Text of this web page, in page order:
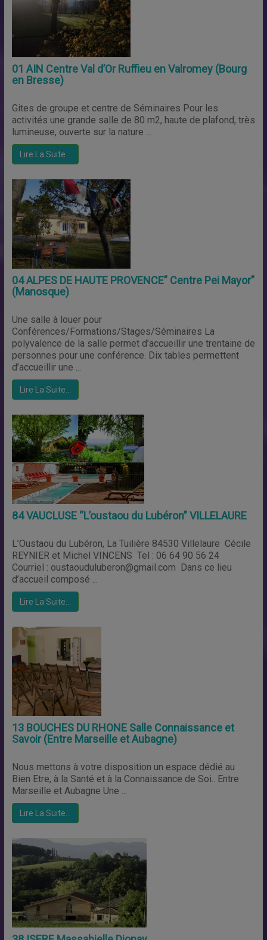
01 AIN Centre Val d’Or Ruffieu en Valromey (Bourg
en Bresse)
Gites de groupe et centre de Séminaires Pour les
activités une grande salle de 80 m2, haute de plafond, très
lumineuse, ouverte sur la nature ...
Lire La Suite…
04 ALPES DE HAUTE PROVENCE” Centre Pei Mayor”
(Manosque)
Une salle à louer pour
Conférences/Formations/Stages/Séminaires La
polyvalence de la salle permet d’accueillir une trentaine de
personnes pour une conférence. Dix tables permettent
d’accueillir une ...
Lire La Suite…
84 VAUCLUSE “L’oustaou du Lubéron” VILLELAURE
L’Oustaou du Lubéron, La Tuilière 84530 Villelaure Cécile
REYNIER et Michel VINCENS Tel : 06 64 90 56 24
Courriel : oustaouduluberon@gmail.com Dans ce lieu
d’accueil composé ...
Lire La Suite…
13 BOUCHES DU RHONE Salle Connaissance et
Savoir (Entre Marseille et Aubagne)
Nous mettons à votre disposition un espace dédié au
Bien Etre, à la Santé et à la Connaissance de Soi.. Entre
Marseille et Aubagne Une ...
Lire La Suite…